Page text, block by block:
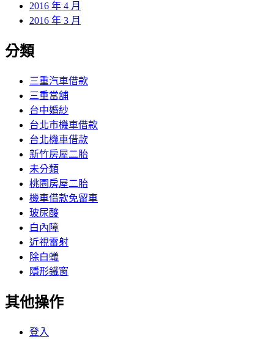
2016 年 4 月
2016 年 3 月
分類
三重汽車借款
三重當舖
台中婚紗
台北市機車借款
台北機車借款
新竹房屋二胎
未分類
桃園房屋二胎
機車借款免留車
玻尿酸
白內障
近視雷射
除白蟻
隱形鐵窗
其他操作
登入